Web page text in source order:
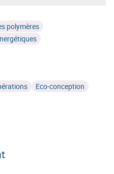
polymères
Eco-conception